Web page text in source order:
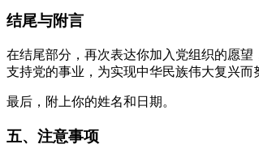
结尾与附言
在结尾部分，再次表达你加入党组织的愿
支持党的事业，为实现中华民族伟大复兴而
最后，附上你的姓名和日期。
五、注意事项